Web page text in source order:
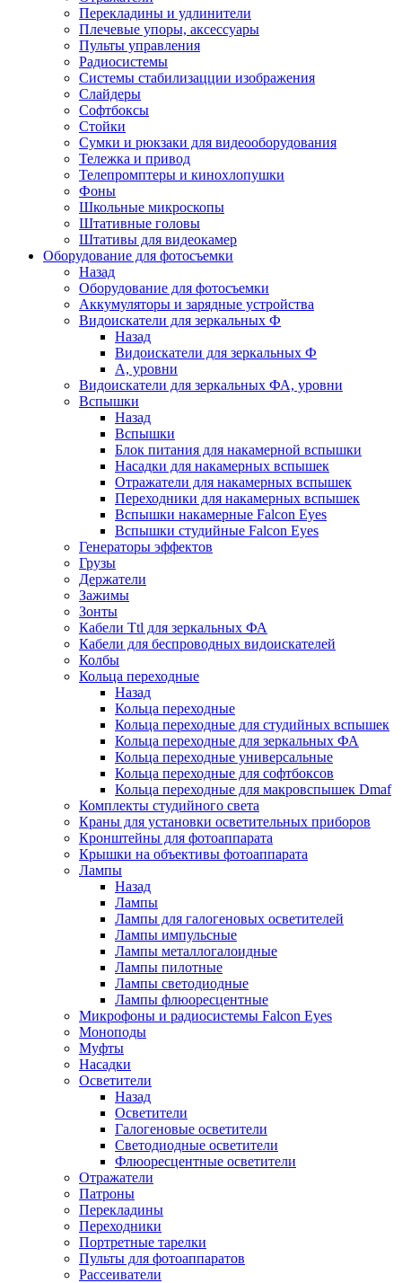
Перекладины и удлинители
Плечевые упоры, аксессуары
Пульты управления
Радиосистемы
Системы стабилизацции изображения
Слайдеры
Софтбоксы
Стойки
Сумки и рюкзаки для видеооборудования
Тележка и привод
Телепромптеры и кинохлопушки
Фоны
Школьные микроскопы
Штативные головы
Штативы для видеокамер
Оборудование для фотосъемки
Назад
Оборудование для фотосъемки
Аккумуляторы и зарядные устройства
Видоискатели для зеркальных Ф
Назад
Видоискатели для зеркальных Ф
А, уровни
Видоискатели для зеркальных ФА, уровни
Вспышки
Назад
Вспышки
Блок питания для накамерной вспышки
Насадки для накамерных вспышек
Отражатели для накамерных вспышек
Переходники для накамерных вспышек
Вспышки накамерные Falcon Eyes
Вспышки студийные Falcon Eyes
Генераторы эффектов
Грузы
Держатели
Зажимы
Зонты
Кабели Ttl для зеркальных ФА
Кабели для беспроводных видоискателей
Колбы
Кольца переходные
Назад
Кольца переходные
Кольца переходные для студийных вспышек
Кольца переходные для зеркальных ФА
Кольца переходные универсальные
Кольца переходные для софтбоксов
Кольца переходные для макровспышек Dmaf
Комплекты студийного света
Краны для установки осветительных приборов
Кронштейны для фотоаппарата
Крышки на объективы фотоаппарата
Лампы
Назад
Лампы
Лампы для галогеновых осветителей
Лампы импульсные
Лампы металлогалоидные
Лампы пилотные
Лампы светодиодные
Лампы флюоресцентные
Микрофоны и радиосистемы Falcon Eyes
Моноподы
Муфты
Насадки
Осветители
Назад
Осветители
Галогеновые осветители
Светодиодные осветители
Флюоресцентные осветители
Отражатели
Патроны
Перекладины
Переходники
Портретные тарелки
Пульты для фотоаппаратов
Рассеиватели